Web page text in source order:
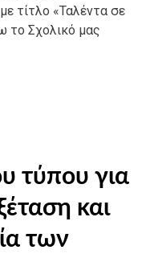
τίτλο «Ταλέντα σε
το Σχολικό μας
τύπου για
και
των